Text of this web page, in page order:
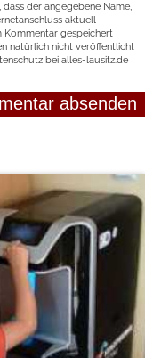
der angegebene Name,
aktuell
Kommentar gespeichert
natürlich nicht veröffentlicht
bei alles-lausitz.de